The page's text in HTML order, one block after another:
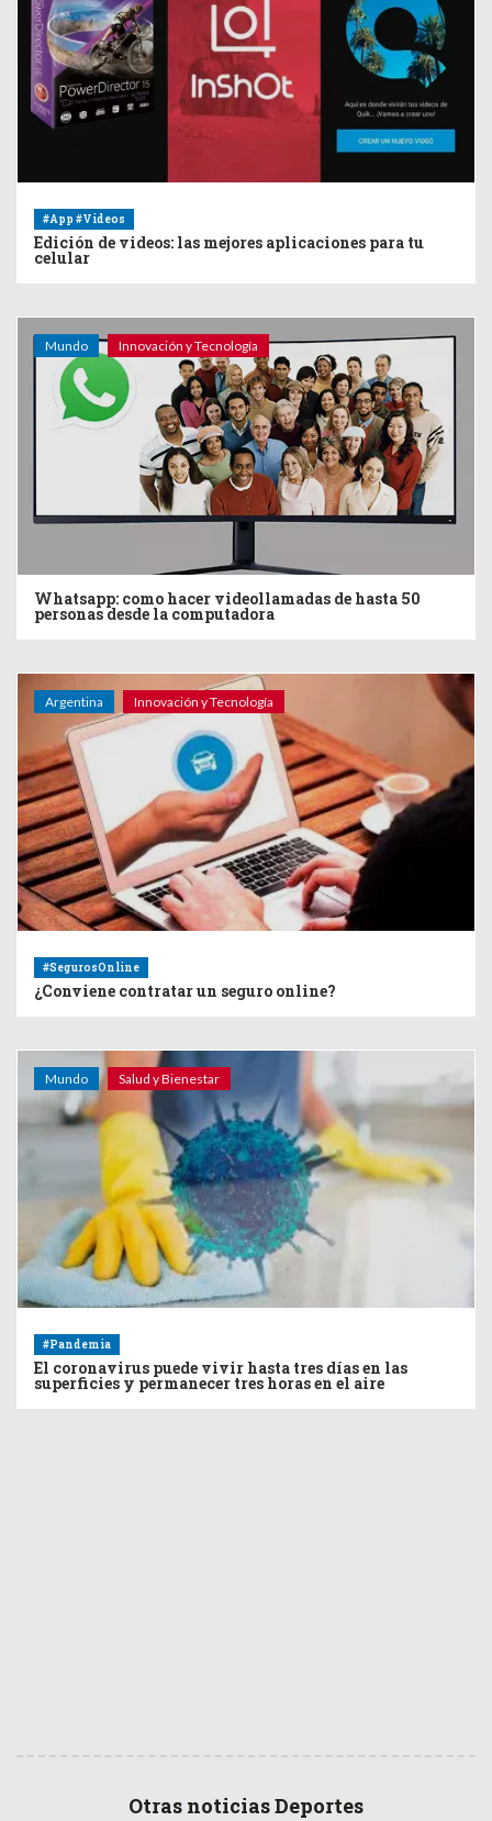
#App #Videos
Edición de videos: las mejores aplicaciones para tu
celular
Mundo Innovación y Tecnología
Whatsapp: como hacer videollamadas de hasta 50
personas desde la computadora
Argentina Innovación y Tecnología
#SegurosOnline
¿Conviene contratar un seguro online?
Mundo Salud y Bienestar
#Pandemia
El coronavirus puede vivir hasta tres días en las
superficies y permanecer tres horas en el aire
Otras noticias Deportes